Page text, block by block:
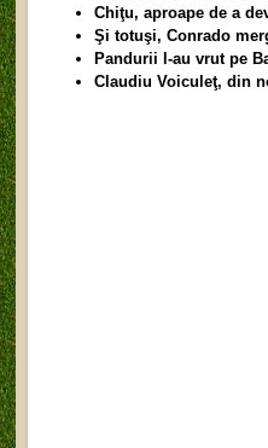
Chiţu, aproape de a
Şi totuşi, Conrado
Pandurii l-au vrut pe
Claudiu Voiculeţ, din